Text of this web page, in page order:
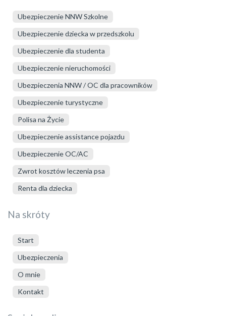
Ubezpieczenie NNW Szkolne
Ubezpieczenie dziecka w przedszkolu
Ubezpieczenie dla studenta
Ubezpieczenie nieruchomości
Ubezpieczenia NNW / OC dla pracowników
Ubezpieczenie turystyczne
Polisa na Życie
Ubezpieczenie assistance pojazdu
Ubezpieczenie OC/AC
Zwrot kosztów leczenia psa
Renta dla dziecka
Na skróty
Start
Ubezpieczenia
O mnie
Kontakt